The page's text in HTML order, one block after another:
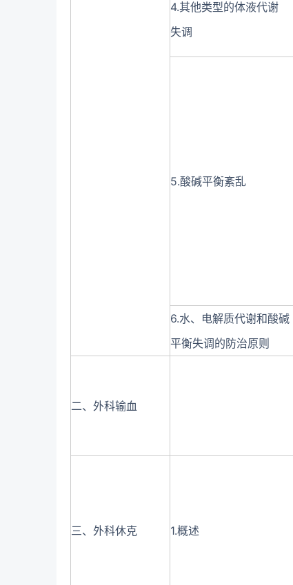
4.其他类型的体液代谢
失调
5.酸碱平衡紊乱
6.水、电解质代谢和酸碱
平衡失调的防治原则
二、外科输血
三、外科休克 1.概述